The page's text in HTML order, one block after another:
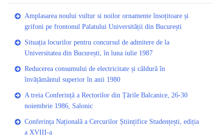
Amplasarea noului vultur si noilor ornamente însoțitoare și
grifoni pe frontonul Palatului Universității din București
Situația locurilor pentru concursul de admitere de la
Universitatea din București, în luna iulie 1987
Reducerea consumului de electricitate și căldură în
învățământul superior în anii 1980
A treia Conferință a Rectorilor din Țările Balcanice, 26-30
noiembrie 1986, Salonic
Conferința Națională a Cercurilor Științifice Studențești, ediția
a XVIII-a